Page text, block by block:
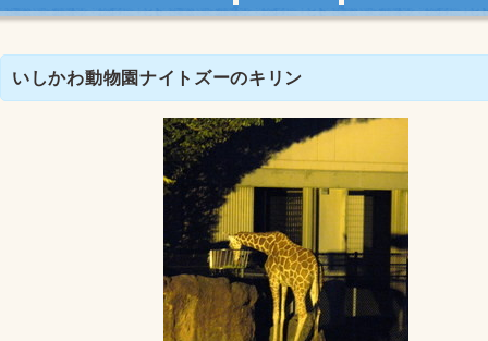
いしかわ動物園ナイトズーのキリン